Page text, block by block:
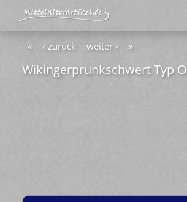
« ‹ zurück weiter › »
Wi­kin­ger­prunk­schwert Typ O